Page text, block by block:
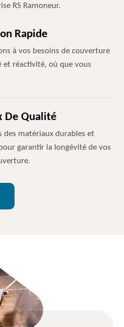
RS Ramoneur.
Rapide
à vos besoins de couverture
et réactivité, où que vous
De Qualité
des matériaux durables et
garantir la longévité de vos